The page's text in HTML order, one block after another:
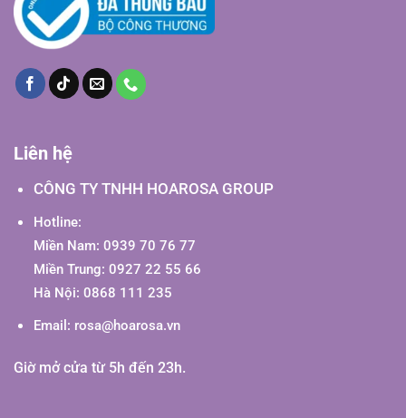
Liên hệ
CÔNG TY TNHH HOAROSA GROUP
Hotline:
Miền Nam: 0939 70 76 77
Miền Trung: 0927 22 55 66
Hà Nội: 0868 111 235
Email: rosa@hoarosa.vn
Giờ mở cửa từ 5h đến 23h.